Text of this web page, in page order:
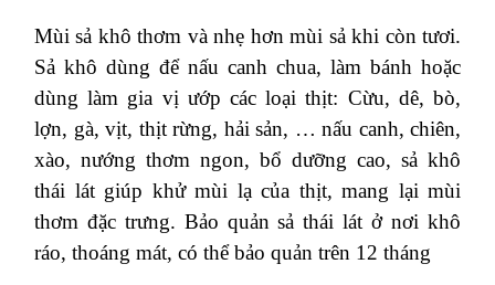
Mùi sả khô thơm và nhẹ hơn mùi sả khi còn tươi.
Sả khô dùng để nấu canh chua, làm bánh hoặc
dùng làm gia vị ướp các loại thịt: Cừu, dê, bò,
lợn, gà, vịt, thịt rừng, hải sản, … nấu canh, chiên,
xào, nướng thơm ngon, bổ dưỡng cao, sả khô
thái lát giúp khử mùi lạ của thịt, mang lại mùi
thơm đặc trưng. Bảo quản sả thái lát ở nơi khô
ráo, thoáng mát, có thể bảo quản trên 12 tháng